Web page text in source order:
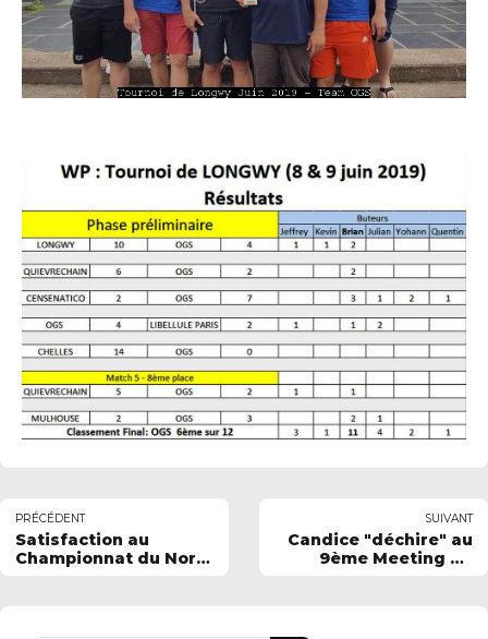
PRÉCÉDENT
Satisfaction au
Championnat du Nord
SUIVANT
Candice "déchire" au
9ème Meeting de